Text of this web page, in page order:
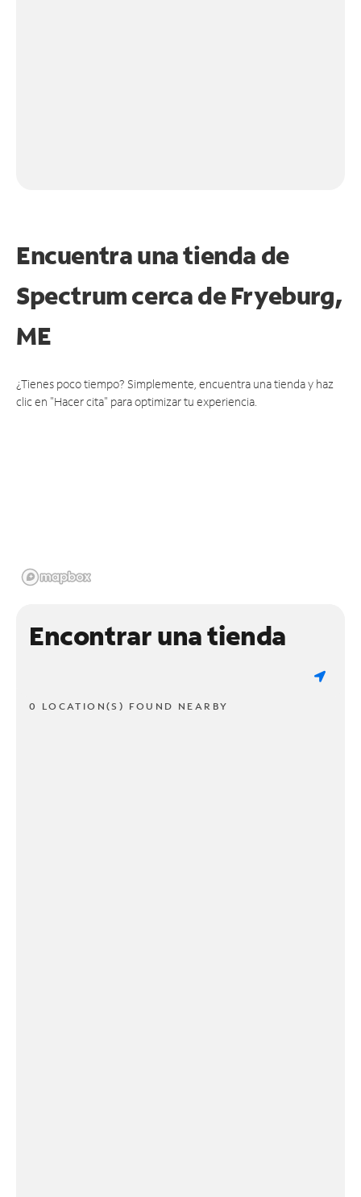
Encuentra una tienda de
Spectrumcerca de Fryeburg,
ME
¿Tienes poco tiempo? Simplemente, encuentra una tienda y haz
clic en "Hacer cita" para optimizar tu experiencia.
Encontrar una tienda
0 LOCATION(S) FOUND NEARBY